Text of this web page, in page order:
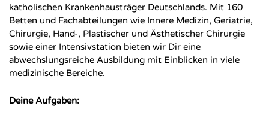
katholischen Krankenhausträger Deutschlands. Mit 160
Betten und Fachabteilungen wie Innere Medizin, Geriatrie,
Chirurgie, Hand-, Plastischer und Ästhetischer Chirurgie
sowie einer Intensivstation bieten wir Dir eine
abwechslungsreiche Ausbildung mit Einblicken in viele
medizinische Bereiche.
Deine Aufgaben: